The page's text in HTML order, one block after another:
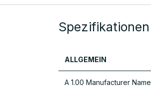
Spezifikationen
ALLGEMEIN
A 1.00 Manufacturer Name